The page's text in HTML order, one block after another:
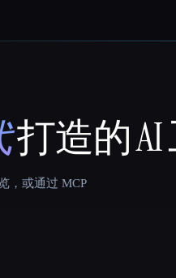
打造的 AI
，或通过 MCP